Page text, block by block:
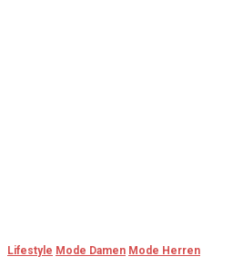
Lifestyle Mode Damen Mode Herren